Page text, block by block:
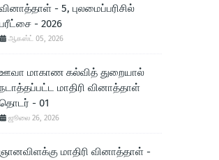
வினாத்தாள் - 5, புலமைப்பரிசில்
பரீட்சை - 2026
ஆகஸ்ட் 05, 2026
ஊவா மாகாண கல்வித் துறையால்
நடாத்தப்பட்ட மாதிரி வினாத்தாள்
தொடர் - 01
ஜூலை 26, 2026
ஞானவிளக்கு மாதிரி வினாத்தாள் -